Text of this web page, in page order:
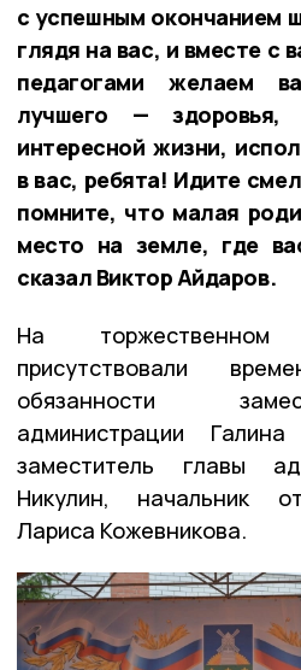
с успешным окончанием
глядя на вас, и вместе с
педагогами желаем
лучшего — здоровья,
интересной жизни,
в вас, ребята! Идите
помните, что малая
место на земле, где
сказал Виктор Айдаров.
На
присутствовали
обязанности
администрации
заместитель главы
Никулин, начальник
Лариса Кожевникова.